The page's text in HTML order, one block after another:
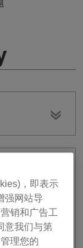
，即表示
强网站导
销和广告工
意我们与第
理您的